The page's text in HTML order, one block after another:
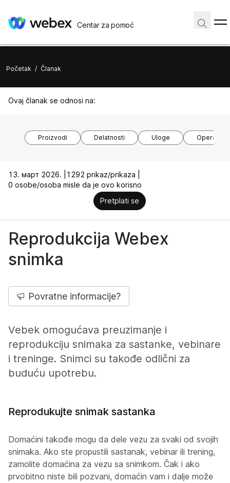
Centar za pomoć
Početak / Članak
Ovaj članak se odnosi na:
Proizvodi Delatnosti Uloge
13. март 2026. |
1292 prikaz/prikaza |
0 osobe/osoba misle da je ovo korisno
Pretplati se
Reprodukcija Webex
snimka
Povratne informacije?
Vebek omogućava preuzimanje i
reprodukciju snimaka za sastanke, vebinare
i treninge. Snimci su takođe odlični za
buduću upotrebu.
Reprodukujte snimak sastanka
Domaćini takođe mogu da dele vezu za svaki od svojih
snimaka. Ako ste propustili sastanak, vebinar ili trening,
zamolite domaćina za vezu sa snimkom. Čak i ako
prvobitno niste bili pozvani, domaćin vam i dalje može